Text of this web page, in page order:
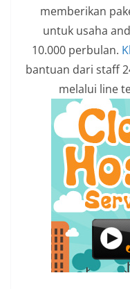
memberikan
untuk usaha
10.000 perbulan.
bantuan dari staff
melalui line